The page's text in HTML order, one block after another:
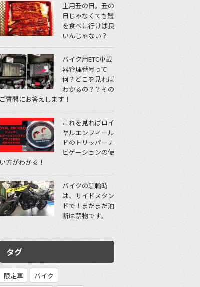
土用丑の日。丑の
日じゃなくても鰻
を食べに行けば良
いんじゃない？
バイク用ETC車載
器管理番号って
何？どこを見れば
わかるの？？その
ご質問にお答えします！
これを見ればロイ
ヤルエンフィール
ドのトリッパーナ
ビゲーションの使
い方がわかる！
バイクの駐輪時
は、サイドスタン
ドで！まだまだ油
断は禁物です。
タグ
限定車
バイク